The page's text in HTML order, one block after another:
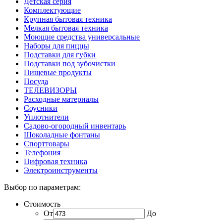
Комплектующие
Крупная бытовая техника
Мелкая бытовая техника
Моющие средства универсальные
Наборы для пиццы
Подставки для губки
Подставки под зубочистки
Пищевые продукты
Посуда
ТЕЛЕВИЗОРЫ
Расходные материалы
Соусники
Уплотнители
Садово-огородный инвентарь
Шоколадные фонтаны
Спорттовары
Телефония
Цифровая техника
Электроинструменты
Выбор по параметрам:
Стоимость
От
До